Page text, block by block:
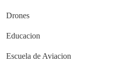
Drones
Educacion
Escuela de Aviacion